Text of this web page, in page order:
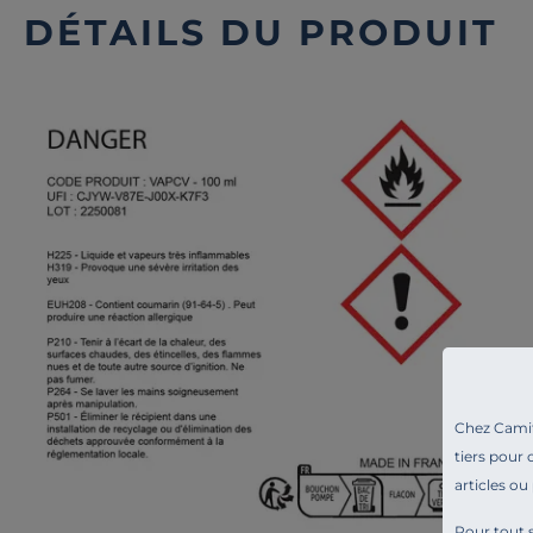
Chez
tiers pour
articles ou
DÉTAILS DU PRODUIT